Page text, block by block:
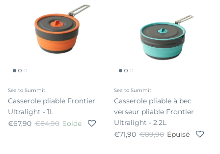
Sea to Summit
Casserole pliable Frontier
Ultralight - 1L
Prix soldé
€67,90 Prix habituel
€84,90 Solde
Sea to Summit
Casserole pliable à bec
verseur pliable Frontier
Ultralight - 2.2L
Prix soldé
€71,90 Prix habituel
€89,90 Épuisé